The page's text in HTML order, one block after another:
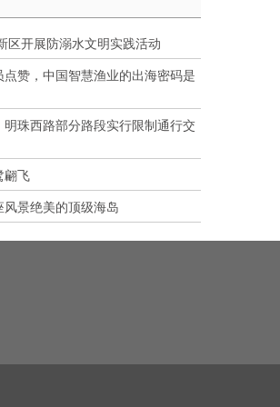
区开展防溺水文明实践活动
赞，中国智慧渔业的出海密码是
珠西路部分路段实行限制通行交
翩飞
景绝美的顶级海岛